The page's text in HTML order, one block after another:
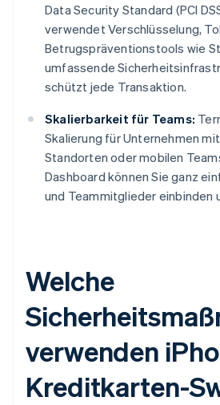
Data Security Standard (PCI
verwendet Verschlüsselung,
Betrugspräventionstools wie
umfassende
schützt jede Transaktion.
Skalierbarkeit für Teams:
Skalierung für Unternehmen
Standorten oder mobilen
Dashboard können Sie ganz
und Teammitglieder einbinden
Welche
verwenden
Kreditkarten-